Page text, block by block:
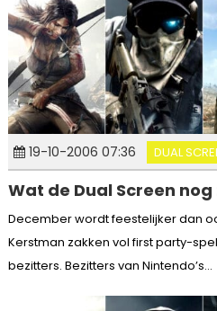
19-10-2006 07:36 DUAL
Wat de Dual Screen
December wordt feestelijker dan
Kerstman zakken vol first party-
bezitters. Bezitters van Nintendo’s...